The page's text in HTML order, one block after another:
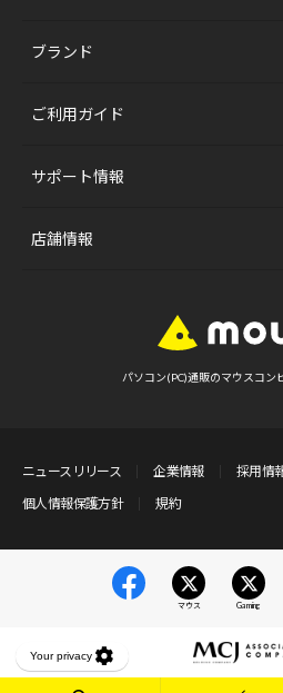
ブランド
ご利用ガイド
サポート情報
店舗情報
パソコン(PC)通販のマウスコン
ニュースリリース 企業情報
採用情
個人情報保護方針
規約
マウス Gaming